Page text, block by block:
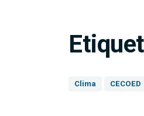
Clima CECOED